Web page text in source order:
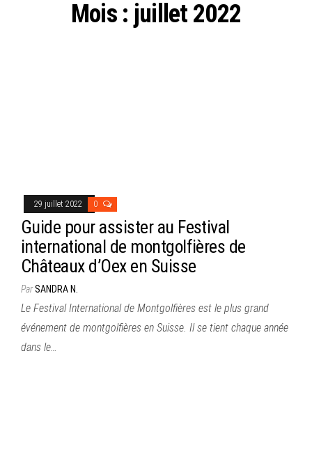
Wingsuit
Mois : juillet 2022
29 juillet 2022 0
Guide pour assister au Festival
international de montgolfières de
Châteaux d’Oex en Suisse
ParSANDRA N.
Le Festival International de Montgolfières est le plus grand
événement de montgolfières en Suisse. Il se tient chaque année
dans le…